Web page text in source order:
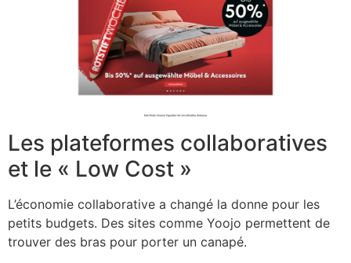
Les plateformes collaboratives
et le « Low Cost »
L’économie collaborative a changé la donne pour les
petits budgets. Des sites comme Yoojo permettent de
trouver des bras pour porter un canapé.